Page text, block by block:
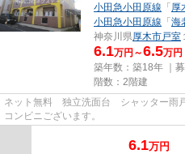
小田急小田原線 「厚
小田急小田原線 「海
神奈川県厚木市戸室
6.1万円～6.5万円
築年数：築18年 ｜募
階数：2階建
ネット無料 独立洗面台 シャッター雨
コンビニございます。
6.1万円